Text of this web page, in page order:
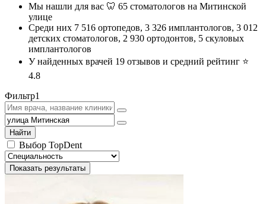
Мы нашли для вас 🦷 65 стоматологов на Митинской
улице
Среди них 7 516 ортопедов, 3 326 имплантологов, 3 012
детских стоматологов, 2 930 ортодонтов, 5 скуловых
имплантологов
У найденных врачей 19 отзывов и средний рейтинг ⭐️
4.8
Фильтр1
Найти
Выбор TopDent
Показать результаты